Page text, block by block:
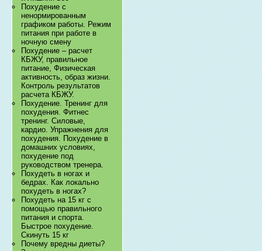
Похудение с
ненормированным
графиком работы. Режим
питания при работе в
ночную смену
Похудение – расчет
КБЖУ, правильное
питание, Физическая
активность, образ жизни.
Контроль результатов
расчета КБЖУ.
Похудение. Тренинг для
похудения. Фитнес
тренинг. Силовые,
кардио. Упражнения для
похудения. Похудение в
домашних условиях,
похудение под
руководством тренера.
Похудеть в ногах и
бедрах. Как локально
похудеть в ногах?
Похудеть на 15 кг с
помощью правильного
питания и спорта.
Быстрое похудение.
Скинуть 15 кг
Почему вредны диеты?